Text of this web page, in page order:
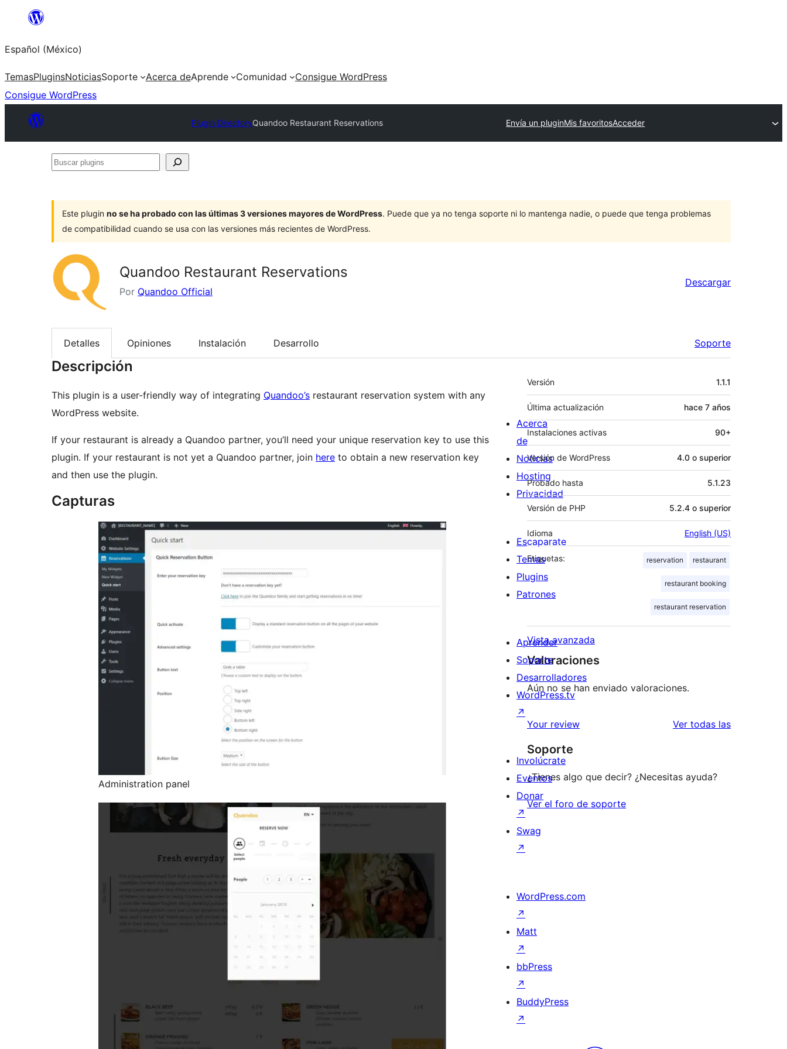
Saltar
contenido
Español (México)
TemasPluginsNoticiasSoporte Acerca deAprende Comunidad
Consigue WordPress
Consigue WordPress
Plugin DirectoryQuandoo Restaurant Reservations Envía un pluginMis favoritosAcceder
Buscar
Este plugin no se ha probado con las últimas 3 versiones mayores de WordPress. Puede que ya no tenga soporte ni lo mantenga nadie, o puede que tenga problemas
de compatibilidad cuando se usa con las versiones más recientes de WordPress.
Quandoo Restaurant Reservations
Por Quandoo Official
Descargar
Detalles Opiniones Instalación Desarrollo Soporte
Descripción
This plugin is a user-friendly way of integrating Quandoo’s
WordPress website.
If your restaurant is already a Quandoo partner, you’ll need your unique reservation key to use this
plugin. If your restaurant is not yet a Quandoo partner, join here to obtain a new reservation key
and then use the plugin.
Capturas
Administration panel
Meta
Versión 1.1.1
Última actualización hace 7 años
Instalaciones activas 90+
Versión de WordPress 4.0 o superior
Probado hasta 5.1.23
Versión de PHP 5.2.4 o superior
Idioma English (US)
Etiquetas: reservation restaurant
restaurant booking
restaurant reservation
Vista avanzada
Valoraciones
Aún no se han enviado valoraciones.
Your review Ver todas lasvaloraciones
Soporte
¿Tienes algo que decir? ¿Necesitas ayuda?
Ver el foro de soporte
Acerca
de
Noticias
Hosting
Privacidad
Escaparate
Temas
Plugins
Patrones
Aprender
Soporte
Desarrolladores
WordPress.tv
↗
Involúcrate
Eventos
Donar
↗
Swag
↗
WordPress.com
↗
Matt
↗
bbPress
↗
BuddyPress
↗